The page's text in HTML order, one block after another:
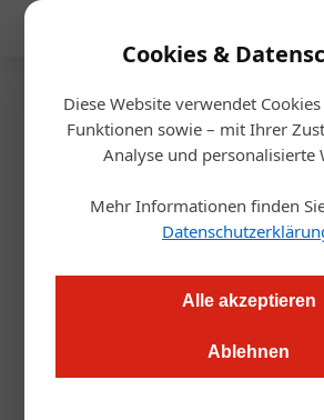
Cookies &
Diese Website verwendet
Funktionen sowie – mit Ihrer
Analyse und personalisierte
Mehr Informationen finden
Alle akzeptieren
Ablehnen
Artikel von